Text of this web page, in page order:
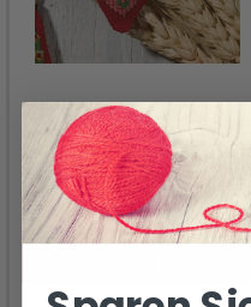
STICKSET HERZEN IN
ROT 7 X 8 CM
7.55 €9.40 €
Angebot verfällt